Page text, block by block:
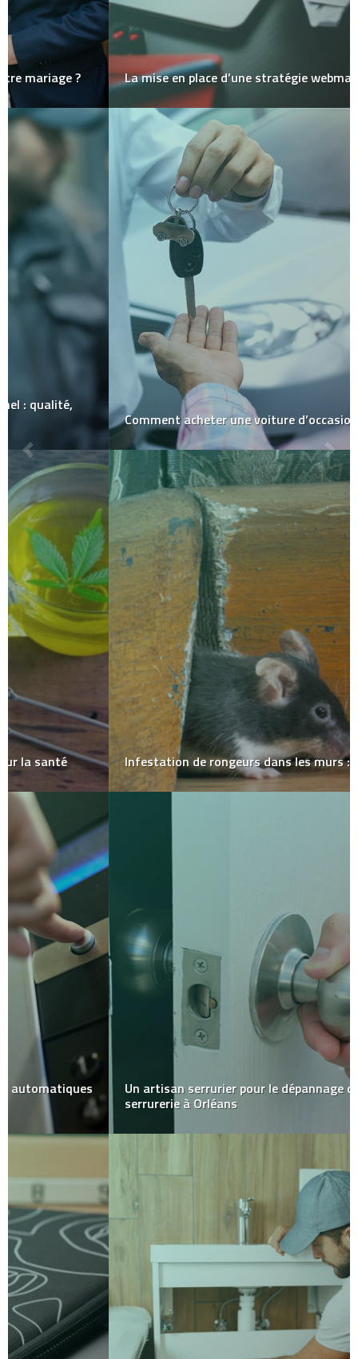
La mise en place d’une stratégie webmarketing :
Comment acheter une voiture d’occasion ?
Infestation de rongeurs dans les murs : que faire ?
Un artisan serrurier pour le dépannage de votre
serrurerie à Orléans